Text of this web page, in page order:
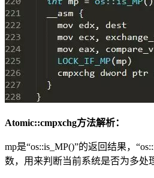
Atomic::cmpxchg方法解析：
mp是“os::is_MP()”的返回结果，
数，用来判断当前系统是否为多处